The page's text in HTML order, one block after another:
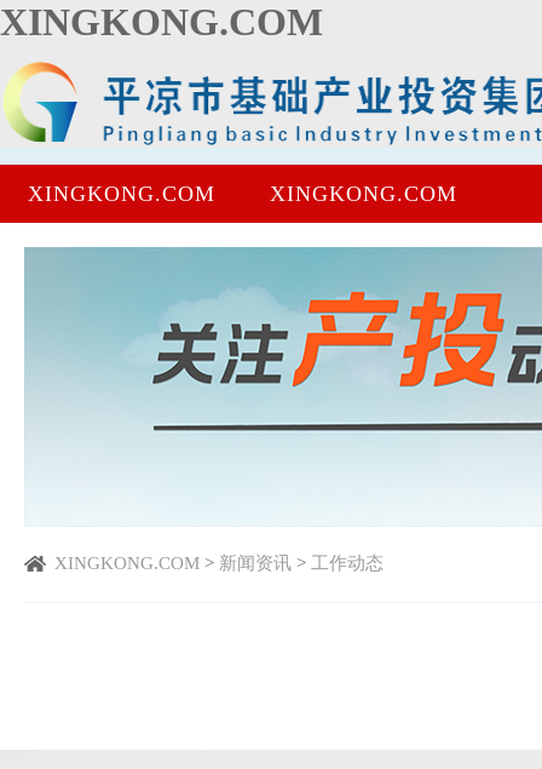
XINGKONG.COM
XINGKONG.COM XINGKONG.COM
XINGKONG.COM > 新闻资讯 > 工作动态